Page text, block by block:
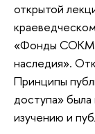
открытой
«Фонды СОКМ
наследия».
Принципы
доступа»
изучению и